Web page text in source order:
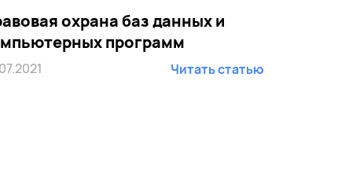
охрана баз данных и
программ
Читать статью